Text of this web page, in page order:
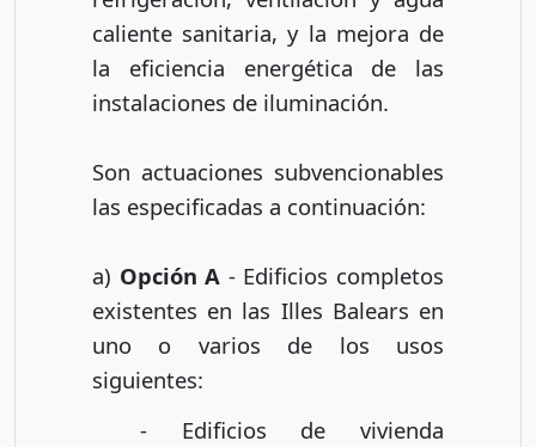
caliente sanitaria, y la mejora de
la eficiencia energética de las
instalaciones de iluminación.
Son actuaciones subvencionables
las especificadas a continuación:
a) Opción A - Edificios completos
existentes en las Illes Balears en
uno o varios de los usos
siguientes:
- Edificios de vivienda